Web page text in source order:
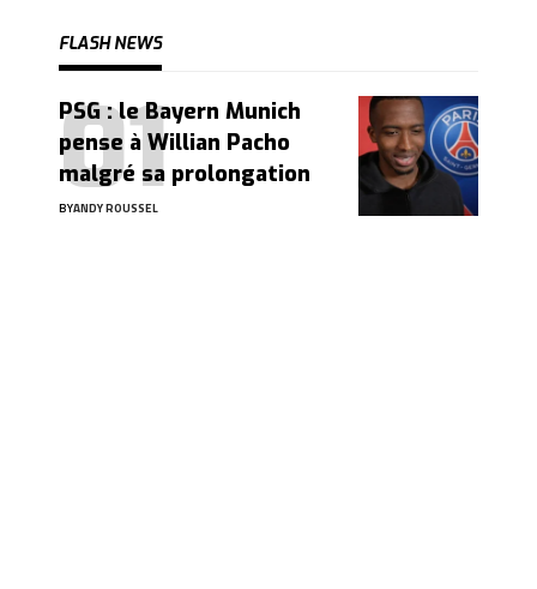
FLASH NEWS
PSG : le Bayern Munich
pense à Willian Pacho
malgré sa prolongation
BYANDY ROUSSEL